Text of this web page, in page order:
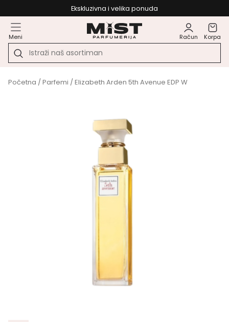
Ekskluzivna i velika ponuda
Meni Račun Korpa
Početna /Parfemi / Elizabeth Arden 5th Avenue EDP W